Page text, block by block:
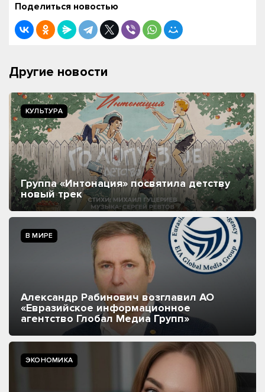
Поделиться новостью
Другие новости
КУЛЬТУРА
Группа «Интонация» посвятила детству
новый трек
В МИРЕ
Александр Рабинович возглавил АО
«Евразийское информационное
агентство Глобал Медиа Групп»
ЭКОНОМИКА